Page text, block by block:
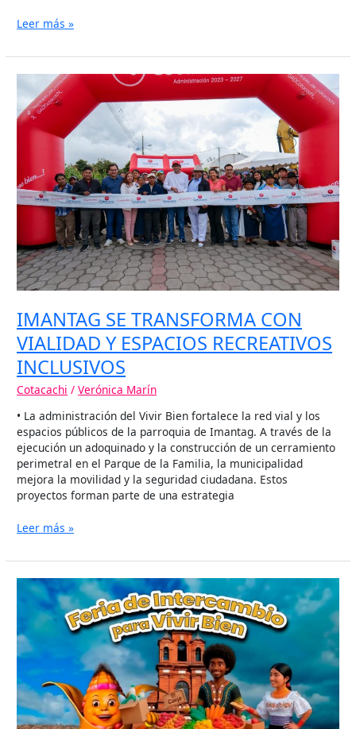
Leer más »
IMANTAG SE TRANSFORMA CON
VIALIDAD Y ESPACIOS RECREATIVOS
INCLUSIVOS
Cotacachi /Verónica Marín
• La administración del Vivir Bien fortalece la red vial y los
espacios públicos de la parroquia de Imantag. A través de la
ejecución un adoquinado y la construcción de un cerramiento
perimetral en el Parque de la Familia, la municipalidad
mejora la movilidad y la seguridad ciudadana. Estos
proyectos forman parte de una estrategia
IMANTAG
SE
TRANSFORMA
CON
VIALIDAD
ESPACIOS
RECREATIVOS
INCLUSIVOS
Leer más »
COTACACHI
FORTALECE
ECONOMÍA
SOLIDARIA
EL
TRUEQUE
CON